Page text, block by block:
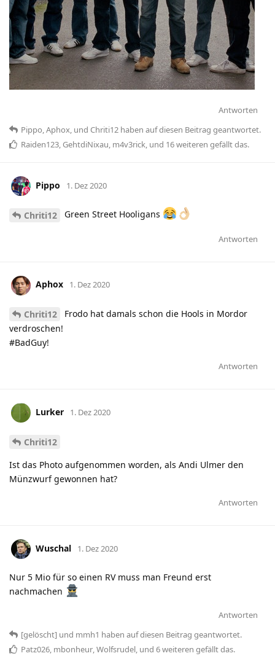
Antworten
Pippo,Aphox, und Chriti12 haben auf diesen Beitrag geantwortet.
Raiden123, GehtdiNixau, m4v3rick, und 16weiteren gefällt das.
Pippo 1. Dez 2020
Chriti12 Green Street Hooligans
Antworten
Aphox 1. Dez 2020
Chriti12
Frodo hat damals schon die Hools in Mordor
verdroschen!
#BadGuy!
Antworten
Lurker 1. Dez 2020
Chriti12
Ist das Photo aufgenommen worden, als Andi Ulmer den
Münzwurf gewonnen hat?
Antworten
Wuschal 1. Dez 2020
Nur 5 Mio für so einen RV muss man Freund erst
nachmachen
Antworten
[gelöscht] und mmh1 haben auf diesen Beitrag geantwortet.
Patz026, mbonheur,Wolfsrudel, und 6weiteren gefällt das.